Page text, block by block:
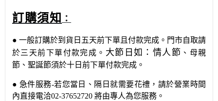
訂購須知 ：
● 一般訂購於到貨日五天前下單且付款完成。門市自取請
於三天前下單付款完成。 大節日如：情人節 、母親
節、聖誕節須於十日前下單付款完成。
● 急件服務-若您當日、隔日就需要花禮，請於營業時間
內直接電洽02-37652720 將由專人為您服務。